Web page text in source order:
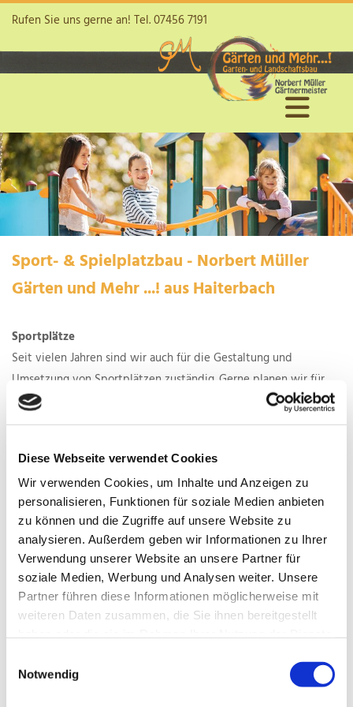
Diese Webseite verwendet Cookies
Wir verwenden Cookies, um Inhalte und Anzeigen zu
personalisieren, Funktionen für soziale Medien anbieten
zu können und die Zugriffe auf unsere Website zu
analysieren. Außerdem geben wir Informationen zu Ihrer
Verwendung unserer Website an unsere Partner für
soziale Medien, Werbung und Analysen weiter. Unsere
Partner führen diese Informationen möglicherweise mit
weiteren Daten zusammen, die Sie ihnen bereitgestellt
Notwendig
Rufen Sie uns gerne an! Tel.07456 7191
Sport- & Spielplatzbau - Norbert Müller
Gärten und Mehr ...! aus Haiterbach
Sportplätze
Seit vielen Jahren sind wir auch für die Gestaltung und
Umsetzung von Sportplätzen zuständig. Gerne planen wir für
unsere Kunden deshalb kleine und große Sportplätze aller Art
von der Begrünung über die Bewässerung bis hin zum Zaunbau.
Planung des neuen Sportplatzes. Rufen Sie uns einfach an oder
verwenden Sie unserKontaktformular, um mit uns in Kontakt zu
treten.
Spielplätze
Außerdem entwerfen wir Spielplätze für
Kindergärten, Kindertagesstätten oder Schulen sowie
kommunale Spielplätze. Dabei achten wir stets auf
kinderfreundliche und fantasievolle Gestaltung der Plätze
schadstofffreien Materialien. Fragen Sie uns doch einfach
nach unseren Referenzen, denn gute Arbeit ist die beste